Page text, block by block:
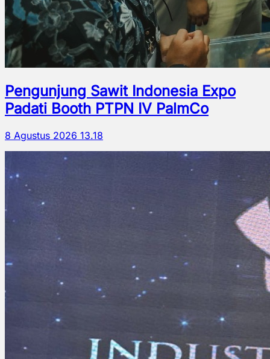
Pengunjung Sawit Indonesia Expo
Padati Booth PTPN IV PalmCo
8 Agustus 2026 13.18